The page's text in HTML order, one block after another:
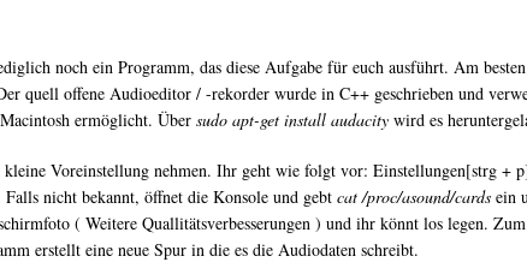
noch ein Programm, das diese Aufgabe für euch ausführt. Am
quell offene Audioeditor / -rekorder wurde in C++ geschrieben und
ermöglicht. Über sudo apt-get install audacitywird es
Voreinstellung nehmen. Ihr geht wie folgt vor: Einstellungen[strg +
nicht bekannt, öffnet die Konsole und gebt cat /proc/asound/cards ein
( Weitere Quallitätsverbesserungen ) und ihr könnt los legen.
erstellt eine neue Spur in die es die Audiodaten schreibt.